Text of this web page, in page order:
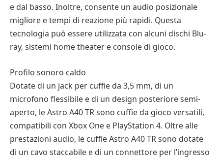
e dal basso. Inoltre, consente un audio posizionale
migliore e tempi di reazione più rapidi. Questa
tecnologia può essere utilizzata con alcuni dischi Blu-
ray, sistemi home theater e console di gioco.
Profilo sonoro caldo
Dotate di un jack per cuffie da 3,5 mm, di un
microfono flessibile e di un design posteriore semi-
aperto, le Astro A40 TR sono cuffie da gioco versatili,
compatibili con Xbox One e PlayStation 4. Oltre alle
prestazioni audio, le cuffie Astro A40 TR sono dotate
di un cavo staccabile e di un connettore per l’ingresso